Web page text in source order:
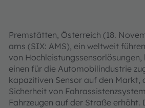
Premstätten, Österreich (18.
ams (SIX: AMS), ein weltweit
von
einen für die Automobilindustrie
kapazitiven Sensor auf den Markt,
Sicherheit von
Fahrzeugen auf der Straße erhöht.